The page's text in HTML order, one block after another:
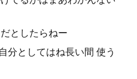
としたらねー
分としてはね長い間 使う